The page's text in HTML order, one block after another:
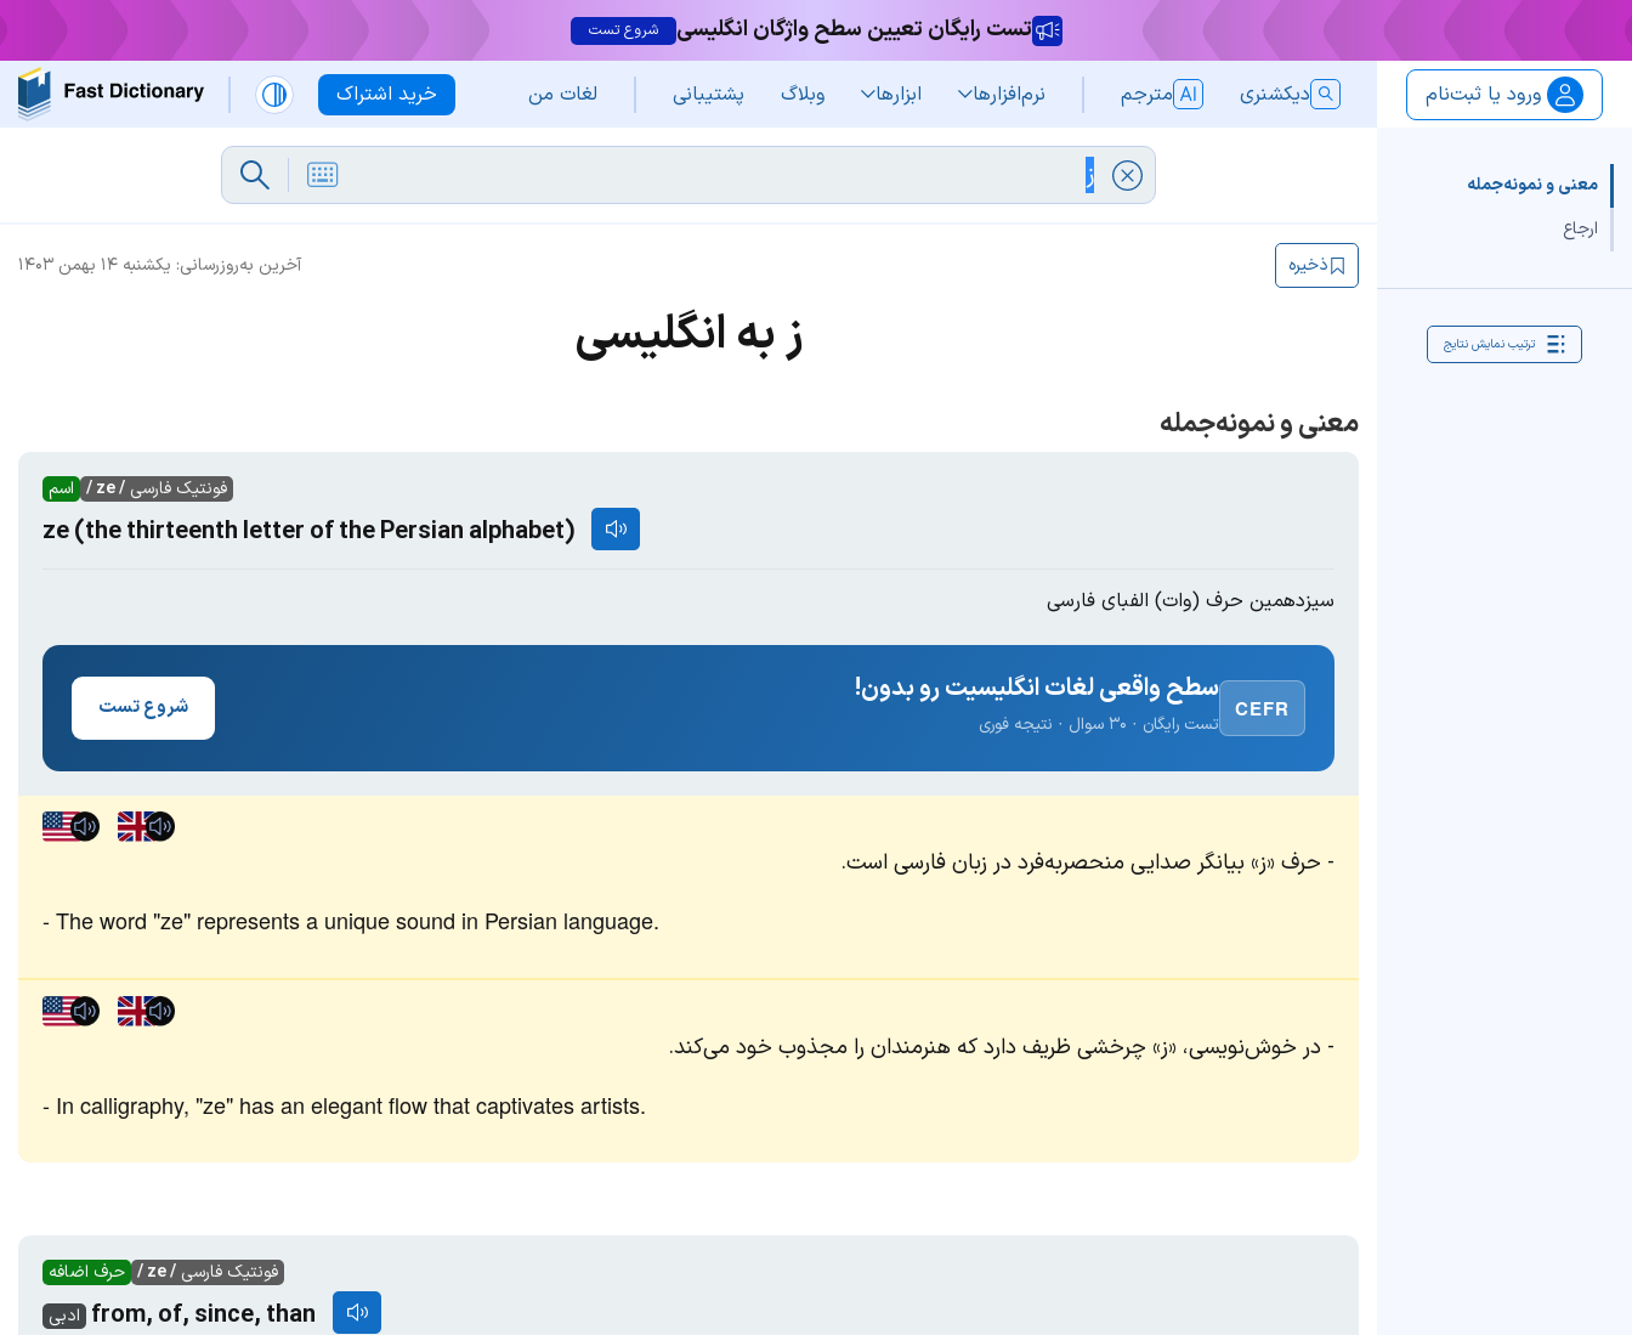
تست رایگان تعیین سطح واژگان انگلیسی شروع تست
خرید اشتراک ورود یا ثبت‌نام دیکشنری مترجم نرم‌افزار‌ها ابزارها وبلاگ پشتیبانی لغات من
معنی و نمونه‌جمله
ارجاع
ترتیب نمایش نتایج
آخرین به‌روزرسانی: یکشنبه ۱۴ بهمن ۱۴۰۳ ذخیره
ز به انگلیسی
معنی و نمونه‌جمله
اسم فونتیک فارسی / ze /
ze (the thirteenth letter of the Persian alphabet)
سیزدهمین حرف (وات) الفبای فارسی
CEFR
سطح واقعی لغات انگلیسیت رو بدون!
تست رایگان · ۳۰ سوال · نتیجه فوری
شروع تست
حرف «ز» بیانگر صدایی منحصربه‌فرد در زبان فارسی است.
The word "ze" represents a unique sound in Persian language.
در خوش‌نویسی، «ز» چرخشی ظریف دارد که هنرمندان را مجذوب خود می‌کند.
In calligraphy, "ze" has an elegant flow that captivates artists.
حرف اضافه فونتیک فارسی / ze /
ادبی from, of, since, than